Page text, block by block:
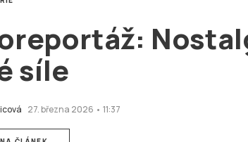
síle
27. března 2026 • 11:37